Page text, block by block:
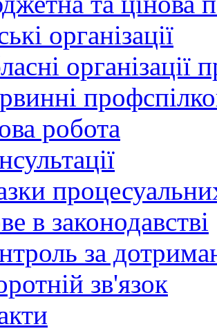
організації
організації
робота
в законодавстві
за
зв'язок